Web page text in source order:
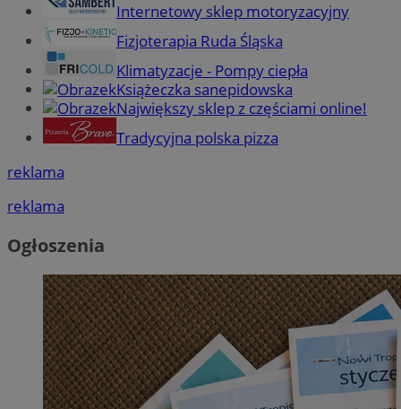
Internetowy sklep motoryzacyjny
Fizjoterapia Ruda Śląska
Klimatyzacje - Pompy ciepła
Książeczka sanepidowska
Największy sklep z częściami online!
Tradycyjna polska pizza
reklama
reklama
Ogłoszenia